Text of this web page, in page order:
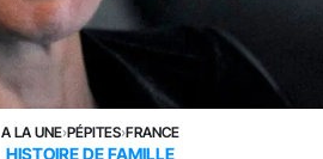
A LA UNE›PÉPITES›FRANCE
HISTOIRE DE FAMILLE